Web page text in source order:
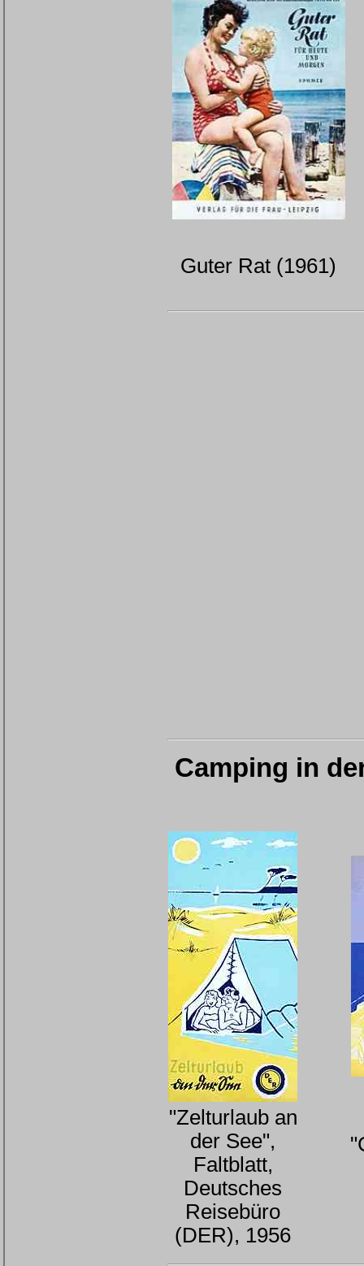
Guter Rat (1961)
Camping in
"Zelturlaub an
der See",
Faltblatt,
Deutsches
Reisebüro
(DER), 1956